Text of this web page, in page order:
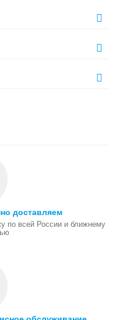
доставляем
по всей России и ближнему